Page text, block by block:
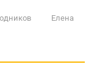
Елена